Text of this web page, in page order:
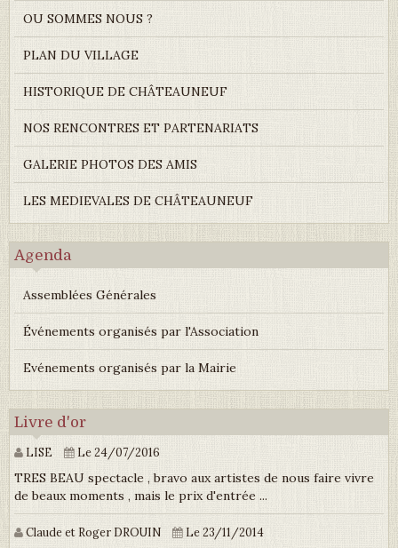
OU SOMMES NOUS ?
PLAN DU VILLAGE
HISTORIQUE DE CHÂTEAUNEUF
NOS RENCONTRES ET PARTENARIATS
GALERIE PHOTOS DES AMIS
LES MEDIEVALES DE CHÂTEAUNEUF
Agenda
Assemblées Générales
Événements organisés par l'Association
Evénements organisés par la Mairie
Livre d'or
LISE Le 24/07/2016
TRES BEAU spectacle , bravo aux artistes de nous faire vivre
de beaux moments , mais le prix d'entrée ...
Claude et Roger DROUIN Le 23/11/2014